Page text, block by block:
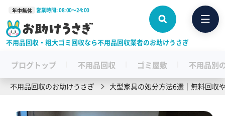
年中無休 営業時間: 08:00〜24:00
不用品回収・粗大ゴミ回収なら不用品回収業者のお助けうさぎ
ブログトップ 不用品回収 ゴミ屋敷 不用品別
不用品回収のお助けうさぎ 大型家具の処分方法6選｜無料回収